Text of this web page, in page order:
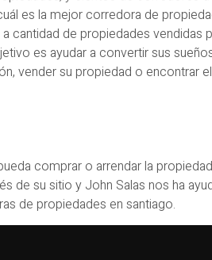
es la mejor corredora de
cantidad de propiedades
es ayudar a convertir sus
vender su propiedad o
comprar o arrendar la
de su sitio y John Salas nos ha
de propiedades en santiago.